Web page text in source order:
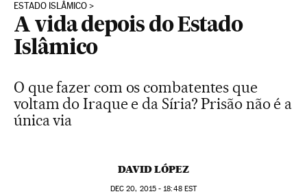
ESTADO ISLÂMICO
A vida depois do Estado
Islâmico
O que fazer com os combatentes que
voltam do Iraque e da Síria? Prisão não é a
única via
DAVID LÓPEZ
DEC 20, 2015 - 18:48EST